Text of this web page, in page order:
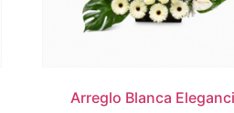
Arreglo Blanca